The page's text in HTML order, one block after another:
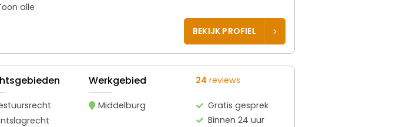
alle
BEKIJK PROFIEL
Werkgebied
Middelburg
24 reviews
Gratis gesprek
Binnen 24 uur